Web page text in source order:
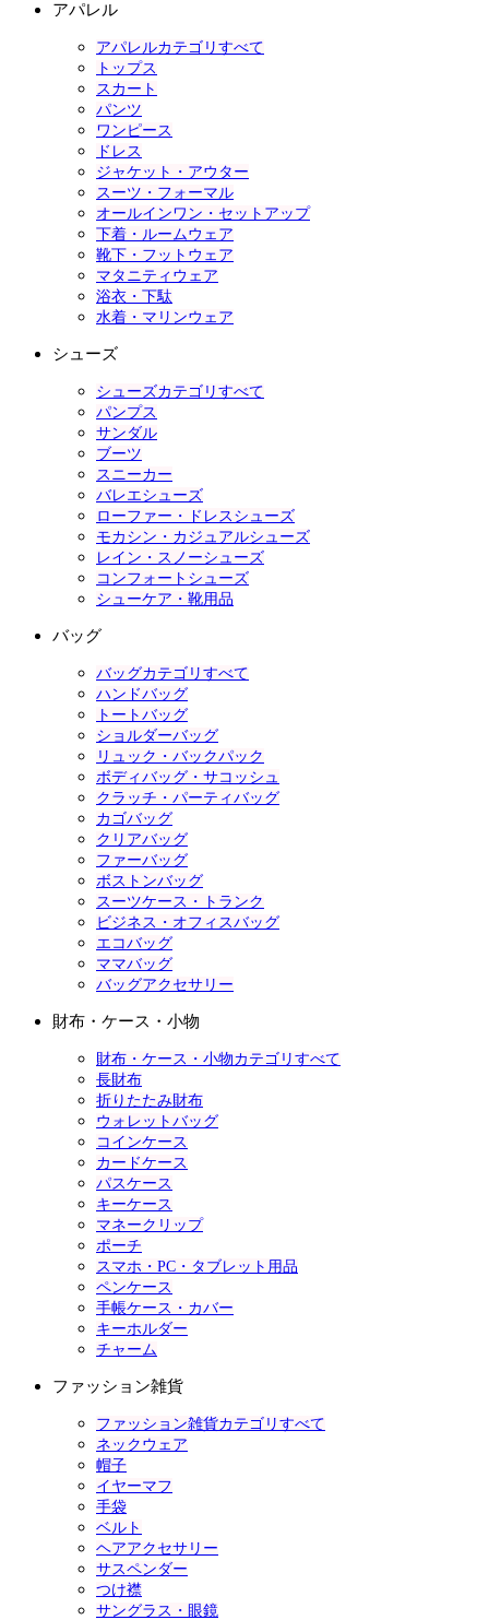
アパレル
アパレルカテゴリすべて
トップス
スカート
パンツ
ワンピース
ドレス
ジャケット・アウター
スーツ・フォーマル
オールインワン・セットアップ
下着・ルームウェア
靴下・フットウェア
マタニティウェア
浴衣・下駄
水着・マリンウェア
シューズ
シューズカテゴリすべて
パンプス
サンダル
ブーツ
スニーカー
バレエシューズ
ローファー・ドレスシューズ
モカシン・カジュアルシューズ
レイン・スノーシューズ
コンフォートシューズ
シューケア・靴用品
バッグ
バッグカテゴリすべて
ハンドバッグ
トートバッグ
ショルダーバッグ
リュック・バックパック
ボディバッグ・サコッシュ
クラッチ・パーティバッグ
カゴバッグ
クリアバッグ
ファーバッグ
ボストンバッグ
スーツケース・トランク
ビジネス・オフィスバッグ
エコバッグ
ママバッグ
バッグアクセサリー
財布・ケース・小物
財布・ケース・小物カテゴリすべて
長財布
折りたたみ財布
ウォレットバッグ
コインケース
カードケース
パスケース
キーケース
マネークリップ
ポーチ
スマホ・PC・タブレット用品
ペンケース
手帳ケース・カバー
キーホルダー
チャーム
ファッション雑貨
ファッション雑貨カテゴリすべて
ネックウェア
帽子
イヤーマフ
手袋
ベルト
ヘアアクセサリー
サスペンダー
つけ襟
サングラス・眼鏡